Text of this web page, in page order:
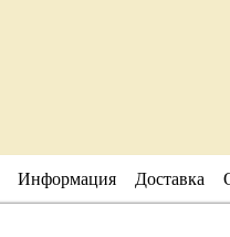
Информация Доставка